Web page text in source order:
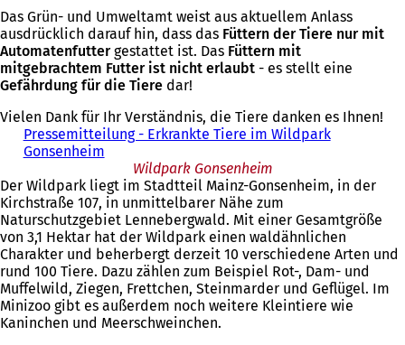
Das Grün- und Umweltamt weist aus aktuellem Anlass
ausdrücklich darauf hin, dass das Füttern der Tiere nur mit
Automatenfuttergestattet ist. Das Füttern mit
mitgebrachtem Futter ist nicht erlaubt - es stellt eine
Gefährdung für die Tiere dar!
Vielen Dank für Ihr Verständnis, die Tiere danken es Ihnen!
Pressemitteilung - Erkrankte Tiere im Wildpark
Gonsenheim
Wildpark Gonsenheim
Der Wildpark liegt im Stadtteil Mainz-Gonsenheim, in der
Kirchstraße 107, in unmittelbarer Nähe zum
Naturschutzgebiet Lennebergwald. Mit einer Gesamtgröße
von 3,1 Hektar hat der Wildpark einen waldähnlichen
Charakter und beherbergt derzeit 10 verschiedene Arten und
rund 100 Tiere. Dazu zählen zum Beispiel Rot-, Dam- und
Muffelwild, Ziegen, Frettchen, Steinmarder und Geflügel. Im
Minizoo gibt es außerdem noch weitere Kleintiere wie
Kaninchen und Meerschweinchen.